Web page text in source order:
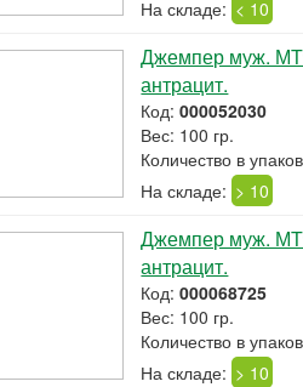
На складе: < 10
Джемпер муж.
антрацит.
Код:000052030
Вес: 100 гр.
Количество в
На складе: > 10
Джемпер муж.
антрацит.
Код:000068725
Вес: 100 гр.
Количество в
На складе: > 10